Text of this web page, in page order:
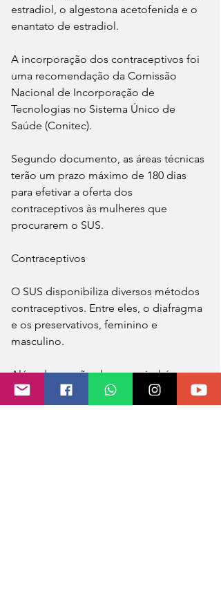
estradiol, o algestona acetofenida e o
enantato de estradiol.
A incorporação dos contraceptivos foi
uma recomendação da Comissão
Nacional de Incorporação de
Tecnologias no Sistema Único de
Saúde (Conitec).
Segundo documento, as áreas técnicas
terão um prazo máximo de 180 dias
para efetivar a oferta dos
contraceptivos às mulheres que
procurarem o SUS.
Contraceptivos
O SUS disponibiliza diversos métodos
contraceptivos. Entre eles, o diafragma
e os preservativos, feminino e
masculino.
Além das opções hormonais, há
também o chamado DIU de cobre,
dispositivo intrauterino em forma de T,